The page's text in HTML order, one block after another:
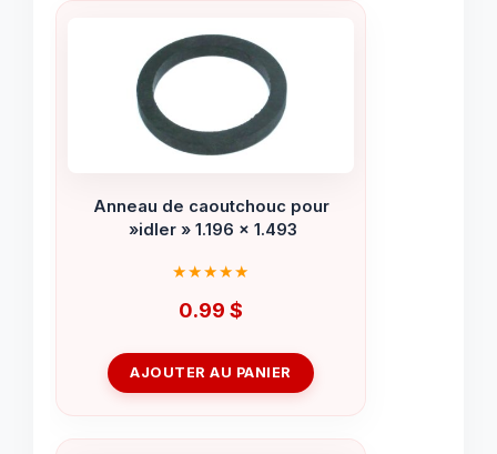
Anneau de caoutchouc pour
»idler » 1.196 x 1.493
0.99 $
AJOUTER AU PANIER